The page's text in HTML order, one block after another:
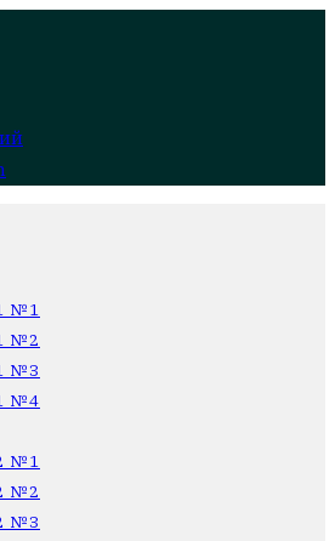
№1
№2
№3
№4
№1
№2
№3